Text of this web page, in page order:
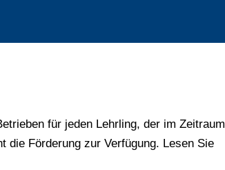
für jeden Lehrling, der im Zeitraum
die Förderung zur Verfügung. Lesen Sie